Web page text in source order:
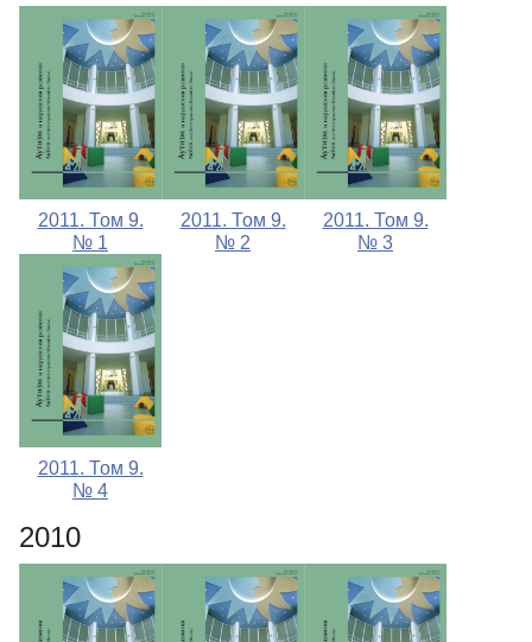
2011. Том 9.
№ 1
2011. Том 9.
№ 2
2011. Том 9.
№ 3
2011. Том 9.
№ 4
2010